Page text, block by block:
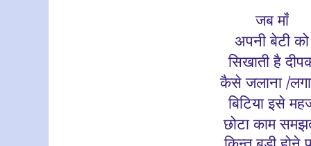
जब माँ
अपनी बेटी को
सिखाती है
कैसे जलाना /
बिटिया इसे
छोटा काम